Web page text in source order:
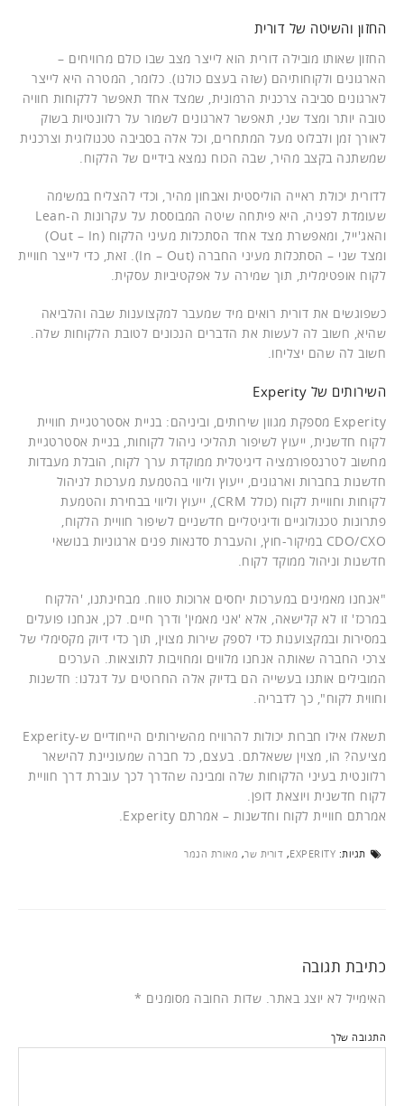
החזון והשיטה של דורית
החזון שאותו מובילה דורית הוא לייצר מצב שבו כולם מרוויחים –
הארגונים ולקוחותיהם (שזה בעצם כולנו). כלומר, המטרה היא לייצר
לארגונים סביבה צרכנית הרמונית, שמצד אחד תאפשר ללקוחות חוויה
טובה יותר ומצד שני, תאפשר לארגונים לשמור על רלוונטיות בשוק
לאורך זמן ולבלוט מעל המתחרים, וכל אלה בסביבה טכנולוגית וצרכנית
שמשתנה בקצב מהיר, שבה הכוח נמצא בידיים של הלקוח.
לדורית יכולת ראייה הוליסטית ואבחון מהיר, וכדי להצליח במשימה
שעומדת לפניה, היא פיתחה שיטה המבוססת על עקרונות ה-Lean
והאג'ייל, ומאפשרת מצד אחד הסתכלות מעיני הלקוח (Out – In)
ומצד שני – הסתכלות מעיני החברה (In – Out). זאת, כדי לייצר חוויית
לקוח אופטימלית, תוך שמירה על אפקטיביות עסקית.
כשפוגשים את דורית רואים מיד שמעבר למקצוענות שבה והלביאה
שהיא, חשוב לה לעשות את הדברים הנכונים לטובת הלקוחות שלה.
חשוב לה שהם יצליחו.
השירותים של Experity
Experity מספקת מגוון שירותים, וביניהם: בניית אסטרטגיית חוויית
לקוח חדשנית, ייעוץ לשיפור תהליכי ניהול לקוחות, בניית אסטרטגיית
מחשוב לטרנספורמציה דיגיטלית ממוקדת ערך לקוח, הובלת מעבדות
חדשנות בחברות וארגונים, ייעוץ וליווי בהטמעת מערכות לניהול
לקוחות וחוויית לקוח (כולל CRM), ייעוץ וליווי בבחירת והטמעת
פתרונות טכנולוגיים ודיגיטליים חדשניים לשיפור חוויית הלקוח,
CDO/CXO במיקור-חוץ, והעברת סדנאות פנים ארגוניות בנושאי
חדשנות וניהול ממוקד לקוח.
"אנחנו מאמינים במערכות יחסים ארוכות טווח. מבחינתנו, 'הלקוח
במרכז' זו לא קלישאה, אלא 'אני מאמין' ודרך חיים. לכן, אנחנו פועלים
במסירות ובמקצוענות כדי לספק שירות מצוין, תוך כדי דיוק מקסימלי של
צרכי החברה שאותה אנחנו מלווים ומחויבות לתוצאות. הערכים
המובילים אותנו בעשייה הם בדיוק אלה החרוטים על דגלנו: חדשנות
וחווית לקוח", כך לדבריה.
תשאלו אילו חברות יכולות להרוויח מהשירותים הייחודיים ש-Experity
מציעה? הו, מצוין ששאלתם. בעצם, כל חברה שמעוניינת להישאר
רלוונטית בעיני הלקוחות שלה ומבינה שהדרך לכך עוברת דרך חוויית
לקוח חדשנית ויוצאת דופן.
אמרתם חוויית לקוח וחדשנות – אמרתם Experity.
תגיות: EXPERITY
, דורית שר, מאורת הנמר
כתיבת תגובה
האימייל לא יוצג באתר. שדות החובה מסומנים *
התגובה שלך